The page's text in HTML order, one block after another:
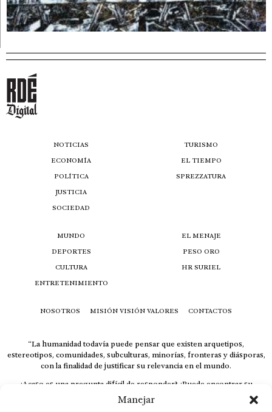
Manejar
NOTICIAS
ECONOMÍA
POLÍTICA
JUSTICIA
SOCIEDAD
TURISMO
EL TIEMPO
SPREZZATURA
MUNDO
DEPORTES
CULTURA
ENTRETENIMIENTO
EL MENAJE
PESO ORO
HR SURIEL
NOSOTROS MISIÓN VISIÓN VALORES CONTACTOS
“La humanidad todavía puede pensar que existen arquetipos,
estereotipos, comunidades, subculturas, minorías, fronteras y diásporas,
con la finalidad de justificar su relevancia en el mundo.
¿Acaso es una pregunta difícil de responder? ¿Puede encontrar su
respuesta al instante, otorgando al receptor cuestionado espacio y
velocidad suficiente para responder correctamente? De no ser así, el que